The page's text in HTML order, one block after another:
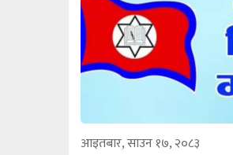
आइतबार, साउन १७, २०८३